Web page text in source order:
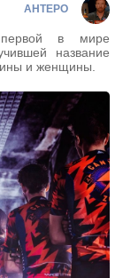
AHTEPO
в мире
название
и женщины.